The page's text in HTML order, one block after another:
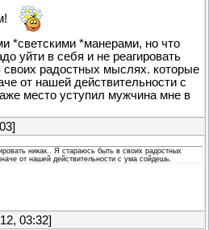
*светскими *манерами, но что
уйти в себя и не реагировать
радостных мыслях. которые
от нашей действительности с
место уступил мужчина мне в
никак.. Я стараюсь быть в своих радостных
от нашей действительности с ума сойдешь.
03:32]